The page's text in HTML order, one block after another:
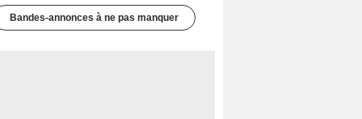
Bandes-annonces à ne pas manquer